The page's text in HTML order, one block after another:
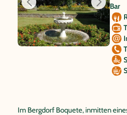
Bar
Im Bergdorf Boquete, inmitten